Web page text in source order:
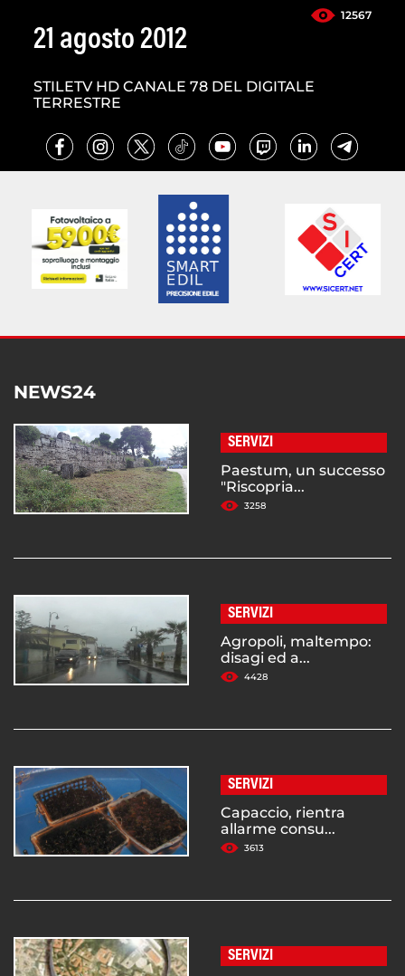
12567
21 agosto 2012
STILETV HD CANALE 78 DEL DIGITALE
TERRESTRE
NEWS24
SERVIZI
Paestum, un successo
"Riscopria...
3258
SERVIZI
Agropoli, maltempo:
disagi ed a...
4428
SERVIZI
Capaccio, rientra
allarme consu...
3613
SERVIZI